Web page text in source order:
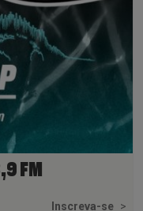
FM
Inscreva-se >